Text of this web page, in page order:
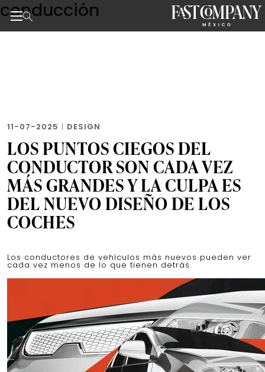
Skip
to
the
conducción
11-07-2025 | DESIGN
LOS PUNTOS CIEGOS DEL
CONDUCTOR SON CADA VEZ
MÁS GRANDES Y LA CULPA ES
DEL NUEVO DISEÑO DE LOS
COCHES
Los conductores de vehículos más nuevos pueden ver
cada vez menos de lo que tienen detrás.